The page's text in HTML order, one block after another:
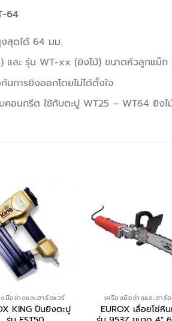
64
สุดได้ 64 มม.
และ รุ่น WT-xx (ยิงไม้) ขนาดหัวลูกแม็ก
การยิงออกโดยไม่ได้ตั้งใจ
คอนกรีต ใช้กับตะปู WT25 – WT64 ยิง
มือช่างและฮาร์ดแวร์
KING ปืนยิงตะปู
เครื่องมือช่างและฮาร์
EUROX เลื่อยโซ่หิน